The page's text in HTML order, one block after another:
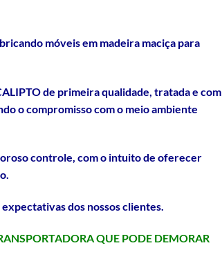
móveis em madeira maciça para
de primeira qualidade, tratada e com
o compromisso com o meio ambiente
controle, com o intuito de oferecer
dos nossos clientes.
QUE PODE DEMORAR